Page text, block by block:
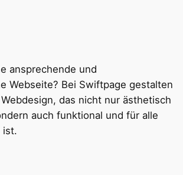
ansprechende und
Webseite? Bei Swiftpage gestalten
das nicht nur ästhetisch
auch funktional und für alle
ist.